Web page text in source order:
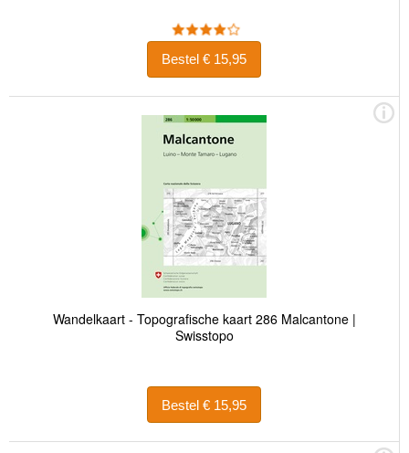
Bestel € 15,95
Wandelkaart - Topografische kaart 286 Malcantone |
Swisstopo
Bestel € 15,95